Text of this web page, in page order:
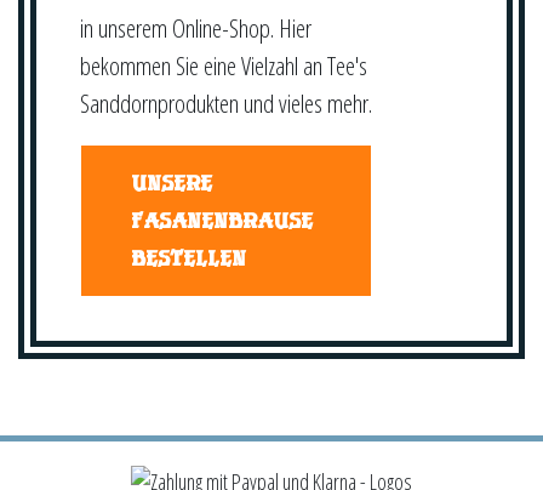
in unserem Online-Shop. Hier
bekommen Sie eine Vielzahl an Tee's
Sanddornprodukten und vieles mehr.
UNSERE
FASANENBRAUSE
BESTELLEN